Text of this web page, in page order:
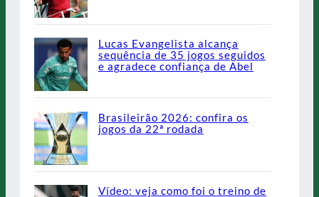
Lucas Evangelista alcança
sequência de 35 jogos seguidos
e agradece confiança de Abel
Brasileirão 2026: confira os
jogos da 22ª rodada
Vídeo: veja como foi o treino de